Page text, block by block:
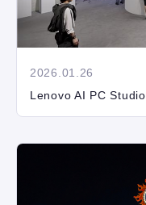
2026.01.26
Lenovo AI PC Studio